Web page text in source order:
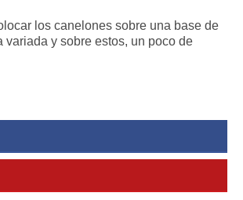
los canelones sobre una base de
variada y sobre estos, un poco de